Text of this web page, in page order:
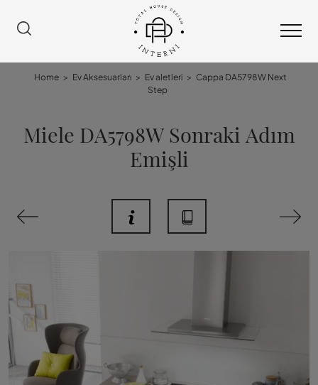
Home > Ev Aksesuarları > Ev aletleri > Cappa DA5798W Next
Step
Miele DA5798W Sonraki Adım
Emişli